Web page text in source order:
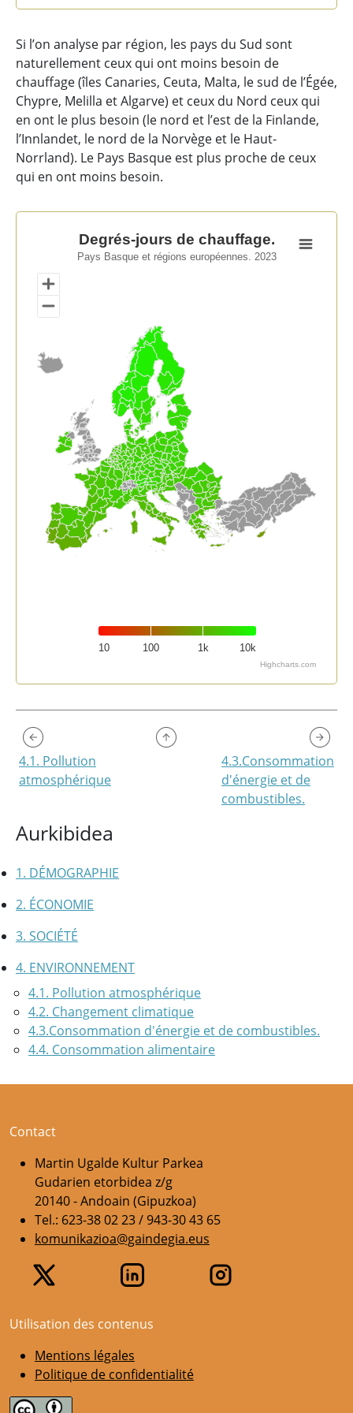
Aurkibidea
1. DÉMOGRAPHIE
2. ÉCONOMIE
3. SOCIÉTÉ
4. ENVIRONNEMENT
4.1. Pollution atmosphérique
4.2. Changement climatique
4.3.Consommation d'énergie et de combustibles.
4.4. Consommation alimentaire
Si l’on analyse par région, les pays du Sud sont
naturellement ceux qui ont moins besoin de
chauffage (îles Canaries, Ceuta, Malta, le sud de l’Égée,
Chypre, Melilla et Algarve) et ceux du Nord ceux qui
en ont le plus besoin (le nord et l’est de la Finlande,
l’Innlandet, le nord de la Norvège et le Haut-
Norrland). Le Pays Basque est plus proche de ceux
qui en ont moins besoin.
Degrés-jours de chauffage.
Map of unspecified region with 1 data series.
Pays Basque et régions européennes. 2023
View as data table, Degrés-jours de chauffage.
Degrés-jours de chauffage.
Pays Basque et régions européennes. 2023
10 100 1k 10k
Highcharts.com
4.1. Pollution
atmosphérique
4.3.Consommation
d'énergie et de
combustibles.
Contact
Martin Ugalde Kultur Parkea
Gudarien etorbidea z/g
20140 - Andoain (Gipuzkoa)
Tel.: 623-38 02 23 / 943-30 43 65
komunikazioa@gaindegia.eus
Utilisation des contenus
Mentions légales
Politique de confidentialité